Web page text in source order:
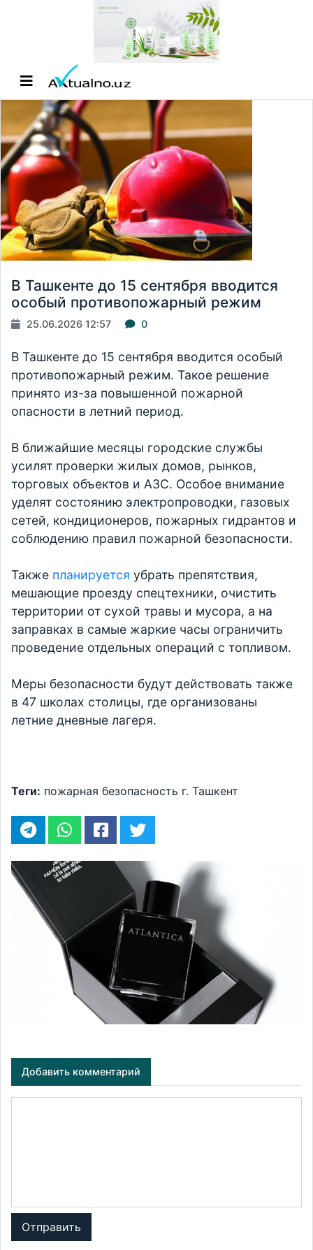
В Ташкенте до 15 сентября вводится
особый противопожарный режим
25.06.2026 12:57 0
В Ташкенте до 15 сентября вводится особый
противопожарный режим. Такое решение
принято из-за повышенной пожарной
опасности в летний период.
В ближайшие месяцы городские службы
усилят проверки жилых домов, рынков,
торговых объектов и АЗС. Особое внимание
уделят состоянию электропроводки, газовых
сетей, кондиционеров, пожарных гидрантов и
соблюдению правил пожарной безопасности.
Также планируется убрать препятствия,
мешающие проезду спецтехники, очистить
территории от сухой травы и мусора, а на
заправках в самые жаркие часы ограничить
проведение отдельных операций с топливом.
Меры безопасности будут действовать также
в 47 школах столицы, где организованы
летние дневные лагеря.
Теги: пожарная безопасность г. Ташкент
Добавить комментарий
Отправить